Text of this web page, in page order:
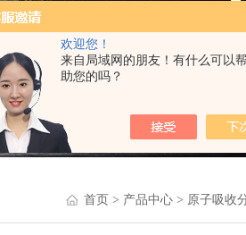
欢迎您！
来自局域网的朋友！有什么可以
助您的吗？
首页 > 产品中心> 原子吸收